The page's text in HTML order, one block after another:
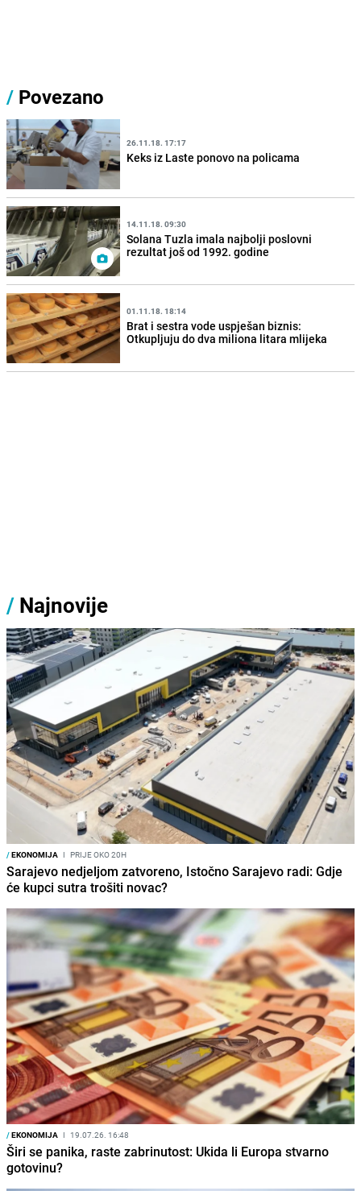
/ Povezano
26.11.18. 17:17
Keks iz Laste ponovo na policama
14.11.18. 09:30
Solana Tuzla imala najbolji poslovni
rezultat još od 1992. godine
01.11.18. 18:14
Brat i sestra vode uspješan biznis:
Otkupljuju do dva miliona litara mlijeka
/ Najnovije
/EKONOMIJA I PRIJE OKO 20H
Sarajevo nedjeljom zatvoreno, Istočno Sarajevo radi: Gdje
će kupci sutra trošiti novac?
/EKONOMIJA I 19.07.26. 16:48
Širi se panika, raste zabrinutost: Ukida li Europa stvarno
gotovinu?